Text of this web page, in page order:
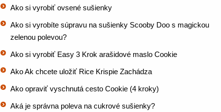
Ako si vyrobiť ovsené sušienky
Ako si vyrobíte súpravu na sušienky Scooby Doo s magickou
zelenou polevou?
Ako si vyrobiť Easy 3 Krok arašidové maslo Cookie
Ako Ak chcete uložiť Rice Krispie Zachádza
Ako opraviť vyschnutá cesto Cookie (4 kroky)
Aká je správna poleva na cukrové sušienky?